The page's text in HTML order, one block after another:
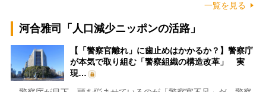
一覧を見る
河合雅司「人口減少ニッポンの活路」
【「警察官離れ」に歯止めはかかるか？】警察庁
が本気で取り組む「警察組織の構造改革」 実
現…